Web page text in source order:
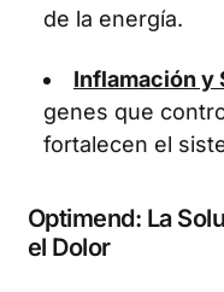
de la energía.
Inflamación y
genes que
fortalecen el
Optimend: La
el Dolor